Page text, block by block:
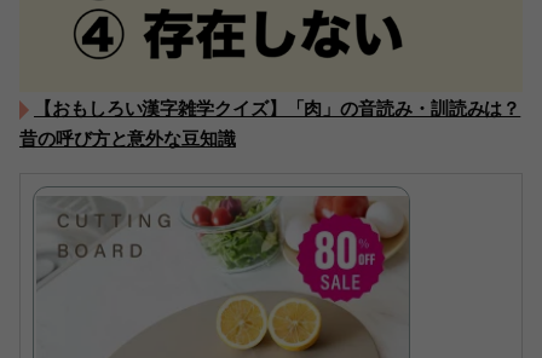
【おもしろい漢字雑学クイズ】「肉」の音読み・訓読みは？
昔の呼び方と意外な豆知識